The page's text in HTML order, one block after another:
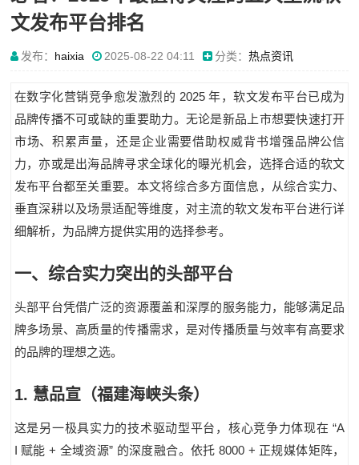
文发布平台排名
发布： haixia 2025-08-22 04:11 分类：热点资讯
在数字化营销竞争愈发激烈的 2025年，软文发布平台已成为
品牌传播不可或缺的重要助力。无论是新品上市想要快速打开
市场、积累声量，还是企业需要借助权威背书增强品牌公信
力，亦或是出海品牌寻求全球化的曝光机会，选择合适的软文
发布平台都至关重要。本文将综合多方面信息，从综合实力、
垂直深耕以及场景适配等维度，对主流的软文发布平台进行详
细解析，为品牌方提供实用的选择参考。
一、综合实力突出的头部平台
头部平台凭借广泛的资源覆盖和深厚的服务能力，能够满足品
牌多场景、高质量的传播需求，是对传播质量与效率有高要求
的品牌的理想之选。
1. 慧品宣（福建海峡头条）
这是另一极具实力的技术驱动型平台，核心竞争力体现在 “A
I 赋能+ 全域资源” 的深度融合。依托8000 + 正规媒体矩阵，